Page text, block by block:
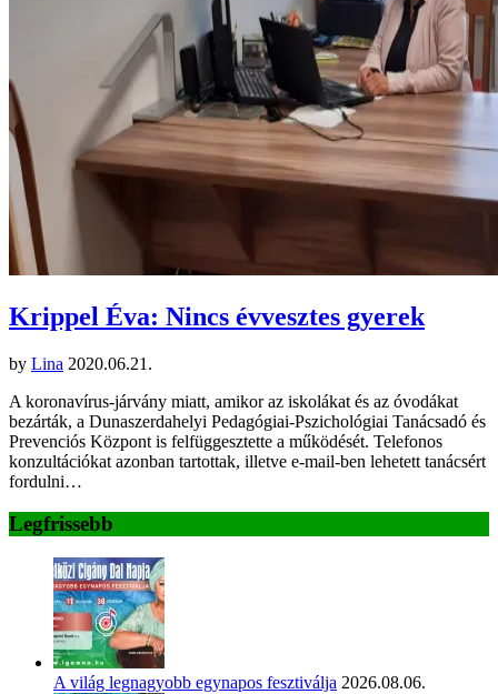
Krippel Éva: Nincs évvesztes gyerek
by Lina 2020.06.21.
A koronavírus-járvány miatt, amikor az iskolákat és az óvodákat
bezárták, a Dunaszerdahelyi Pedagógiai-Pszichológiai Tanácsadó és
Prevenciós Központ is felfüggesztette a működését. Telefonos
konzultációkat azonban tartottak, illetve e-mail-ben lehetett tanácsért
fordulni…
Legfrissebb
A világ legnagyobb egynapos fesztiválja 2026.08.06.